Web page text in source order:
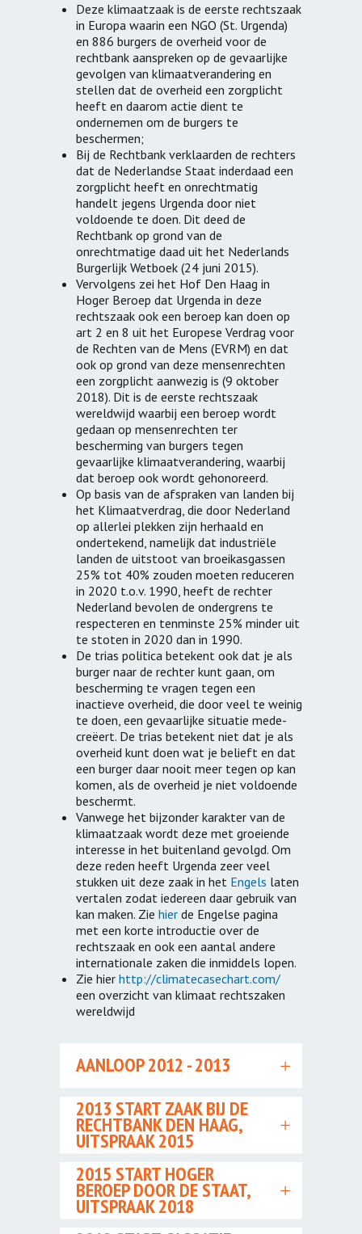
Deze klimaatzaak is de eerste rechtszaak
in Europa waarin een NGO (St. Urgenda)
en 886 burgers de overheid voor de
rechtbank aanspreken op de gevaarlijke
gevolgen van klimaatverandering en
stellen dat de overheid een zorgplicht
heeft en daarom actie dient te
ondernemen om de burgers te
beschermen;
Bij de Rechtbank verklaarden de rechters
dat de Nederlandse Staat inderdaad een
zorgplicht heeft en onrechtmatig
handelt jegens Urgenda door niet
voldoende te doen. Dit deed de
Rechtbank op grond van de
onrechtmatige daad uit het Nederlands
Burgerlijk Wetboek (24 juni 2015).
Vervolgens zei het Hof Den Haag in
Hoger Beroep dat Urgenda in deze
rechtszaak ook een beroep kan doen op
art 2 en 8 uit het Europese Verdrag voor
de Rechten van de Mens (EVRM) en dat
ook op grond van deze mensenrechten
een zorgplicht aanwezig is (9 oktober
2018). Dit is de eerste rechtszaak
wereldwijd waarbij een beroep wordt
gedaan op mensenrechten ter
bescherming van burgers tegen
gevaarlijke klimaatverandering, waarbij
dat beroep ook wordt gehonoreerd.
Op basis van de afspraken van landen bij
het Klimaatverdrag, die door Nederland
op allerlei plekken zijn herhaald en
ondertekend, namelijk dat industriële
landen de uitstoot van broeikasgassen
25% tot 40% zouden moeten reduceren
in 2020 t.o.v. 1990, heeft de rechter
Nederland bevolen de ondergrens te
respecteren en tenminste 25% minder uit
te stoten in 2020 dan in 1990.
De trias politica betekent ook dat je als
burger naar de rechter kunt gaan, om
bescherming te vragen tegen een
inactieve overheid, die door veel te weinig
te doen, een gevaarlijke situatie mede-
creëert. De trias betekent niet dat je als
overheid kunt doen wat je belieft en dat
een burger daar nooit meer tegen op kan
komen, als de overheid je niet voldoende
beschermt.
Vanwege het bijzonder karakter van de
klimaatzaak wordt deze met groeiende
interesse in het buitenland gevolgd. Om
deze reden heeft Urgenda zeer veel
stukken uit deze zaak in het Engels laten
vertalen zodat iedereen daar gebruik van
kan maken. Zie hier de Engelse pagina
met een korte introductie over de
rechtszaak en ook een aantal andere
internationale zaken die inmiddels lopen.
Zie hier http://climatecasechart.com/
een overzicht van klimaat rechtszaken
wereldwijd
AANLOOP 2012 - 2013
2013 START ZAAK BIJ DE
RECHTBANK DEN HAAG,
UITSPRAAK 2015
2015 START HOGER
BEROEP DOOR DE STAAT,
UITSPRAAK 2018